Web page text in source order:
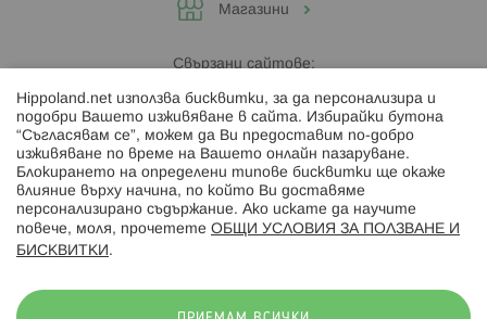
Магазини
Свързани сайтове:
Hippoland.ro
Последвайте ни:
Hippoland.net използва бисквитки, за да персонализира и
подобри Вашето изживяване в сайта. Избирайки бутона
“Съгласявам се”, можем да Ви предоставим по-добро
изживяване по време на Вашето онлайн пазаруване.
Блокирането на определени типове бисквитки ще окаже
влияние върху начина, по който Ви доставяме
персонализирано съдържание. Ако искате да научите
повече, моля, прочетете ОБЩИ УСЛОВИЯ ЗА ПОЛЗВАНЕ И
БИСКВИТКИ .